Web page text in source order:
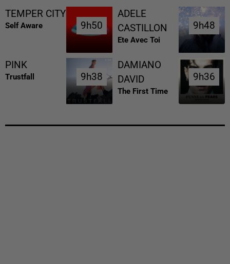
TEMPER CITY
Self Aware 9h50
9h50
ADELE
CASTILLON
Ete Avec Toi
9h48
9h48
PINK
Trustfall 9h38
9h38
DAMIANO
DAVID
The First Time
9h36
9h36